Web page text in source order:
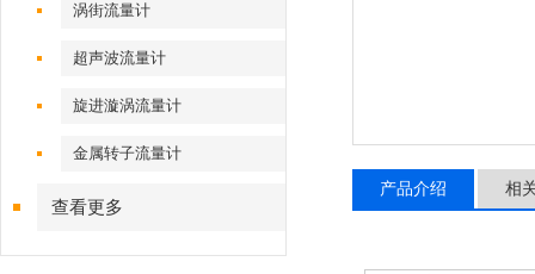
涡街流量计
超声波流量计
旋进漩涡流量计
金属转子流量计
查看更多
产品介绍 相